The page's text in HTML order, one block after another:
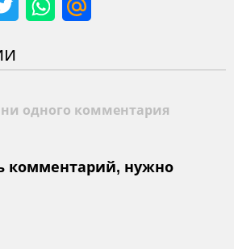
ни одного комментария
комментарий, нужно